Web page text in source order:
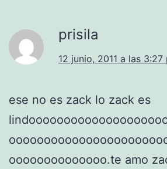
prisila
12 junio, 2011 a las 3:27
ese no es zack lo zack es
oooooooooooooo.te amo